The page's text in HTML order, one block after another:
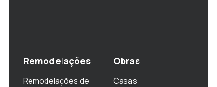
Remodelações
Remodelações de
Obras
Casas